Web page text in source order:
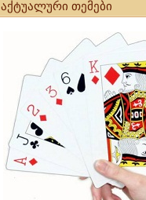
აქტუალური თემები